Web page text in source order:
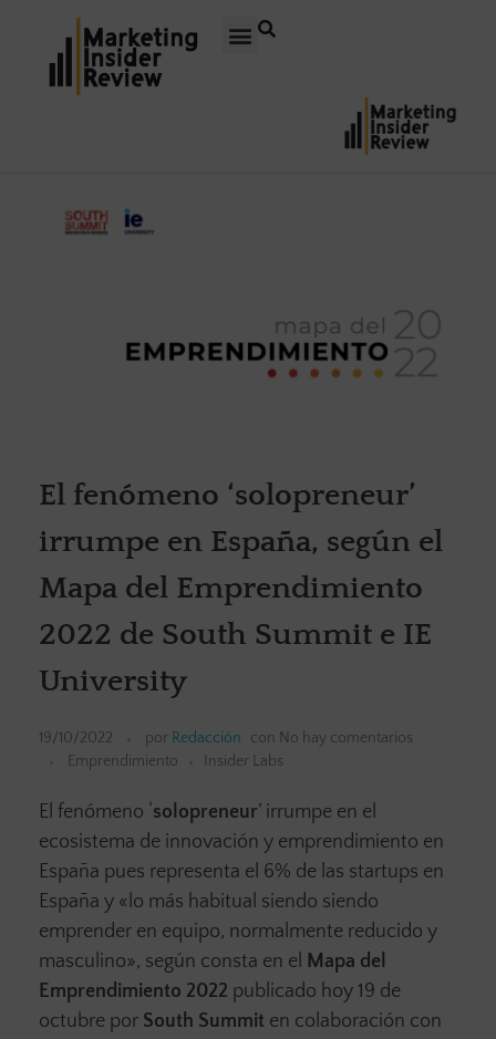
El fenómeno ‘solopreneur’
irrumpe en España, según el
Mapa del Emprendimiento
2022 de South Summit e IE
University
19/10/2022 por Redacción con No hay comentarios
Emprendimiento
Insider Labs
El fenómeno ‘solopreneur’ irrumpe en el
ecosistema de innovación y emprendimiento en
España pues representa el 6% de las startups en
España y «lo más habitual siendo siendo
emprender en equipo, normalmente reducido y
masculino», según consta en el Mapa del
Emprendimiento 2022 publicado hoy 19 de
octubre por South Summit en colaboración con